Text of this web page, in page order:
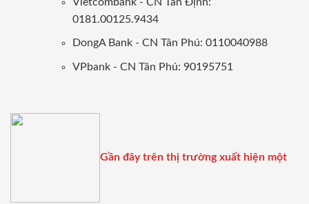
0181.00125.9434
DongA Bank - CN Tân Phú: 0110040988
VPbank - CN Tân Phú: 90195751
Gần đây trên thị trường xuất hiện một